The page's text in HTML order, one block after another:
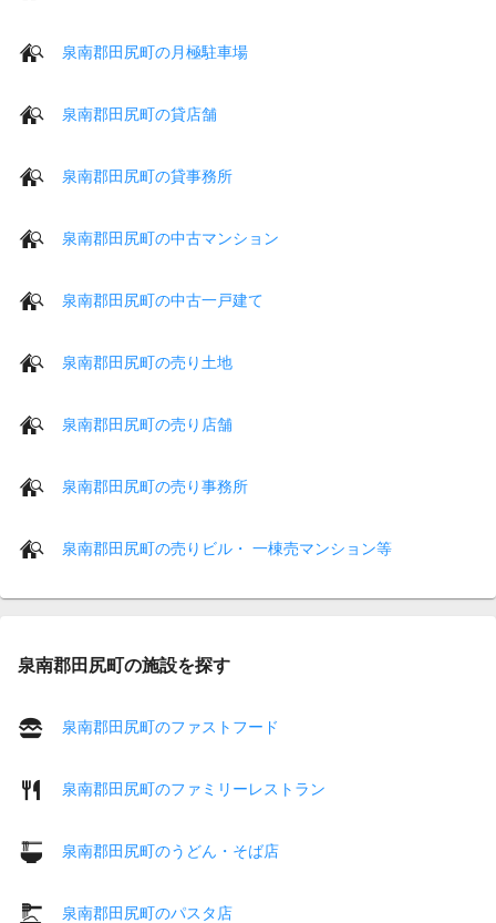
泉南郡田尻町の月極駐車場
泉南郡田尻町の貸店舗
泉南郡田尻町の貸事務所
泉南郡田尻町の中古マンション
泉南郡田尻町の中古一戸建て
泉南郡田尻町の売り土地
泉南郡田尻町の売り店舗
泉南郡田尻町の売り事務所
泉南郡田尻町の売りビル・ 一棟売マンション等
泉南郡田尻町の施設を探す
泉南郡田尻町のファストフード
泉南郡田尻町のファミリーレストラン
泉南郡田尻町のうどん・そば店
泉南郡田尻町のパスタ店